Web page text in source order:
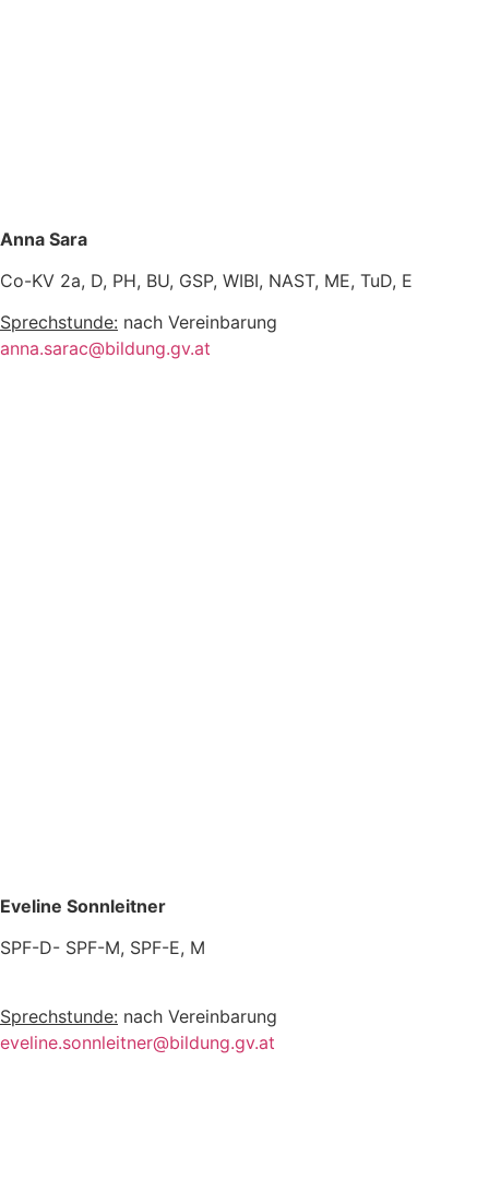
Anna Sara
Co-KV 2a, D, PH, BU, GSP, WIBI, NAST, ME, TuD, E
Sprechstunde: nach Vereinbarung
anna.sarac@bildung.gv.at
Eveline Sonnleitner
SPF-D- SPF-M, SPF-E, M
Sprechstunde: nach Vereinbarung
eveline.sonnleitner@bildung.gv.at